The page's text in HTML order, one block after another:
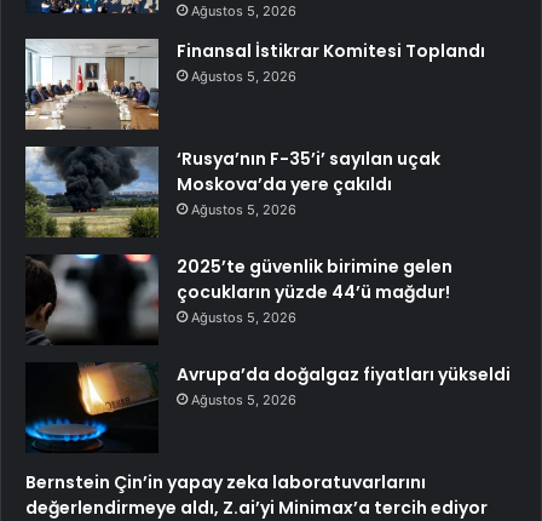
Ağustos 5, 2026
Finansal İstikrar Komitesi Toplandı
Ağustos 5, 2026
‘Rusya’nın F-35’i’ sayılan uçak
Moskova’da yere çakıldı
Ağustos 5, 2026
2025’te güvenlik birimine gelen
çocukların yüzde 44’ü mağdur!
Ağustos 5, 2026
Avrupa’da doğalgaz fiyatları yükseldi
Ağustos 5, 2026
Bernstein Çin’in yapay zeka laboratuvarlarını
değerlendirmeye aldı, Z.ai’yi Minimax’a tercih ediyor